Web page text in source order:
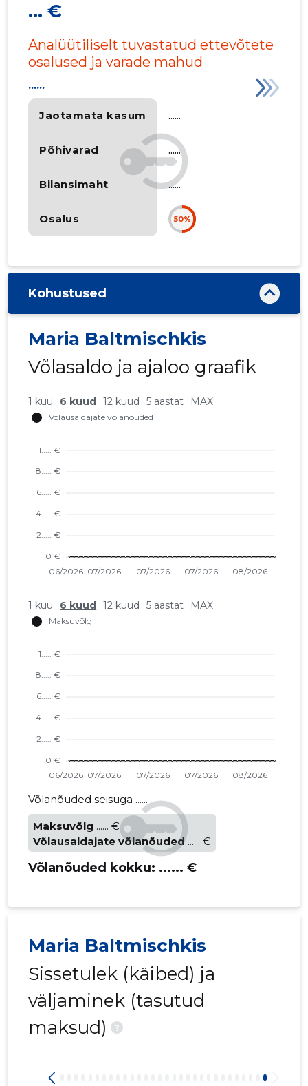
... €
Analüütiliselt tuvastatud ettevõtete
osalused ja varade mahud
Jaotamata kasum
Põhivarad
Bilansimaht
Osalus
......
......
......
......
50%
Kohustused
Maria Baltmischkis
Võlasaldo ja ajaloo graafik
1 kuu 6 kuud 12 kuud 5 aastat MAX
1 kuu 6 kuud 12 kuud 5 aastat MAX
Võlanõuded seisuga ......
Maksuvõlg ...... €
Võlausaldajate võlanõuded ...... €
Võlanõuded kokku: ...... €
Maria Baltmischkis
Sissetulek (käibed) ja
väljaminek (tasutud
maksud)
?